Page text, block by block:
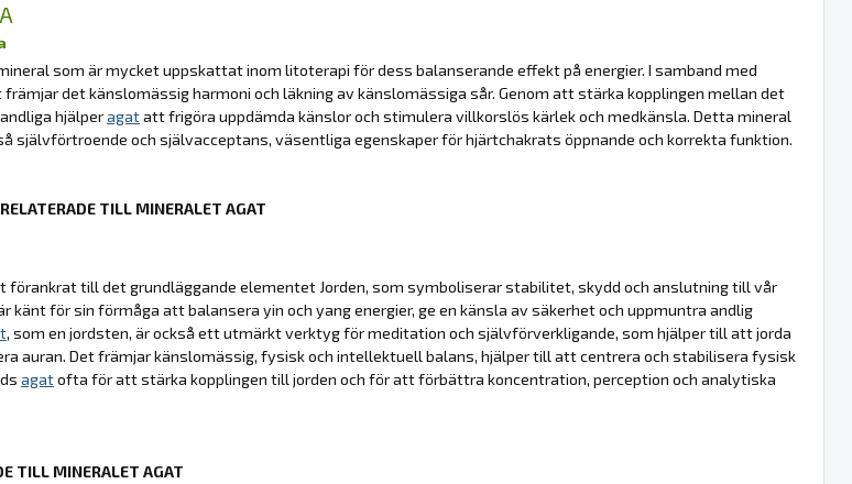
som är mycket uppskattat inom litoterapi för dess balanserande effekt på energier. I samband med
det känslomässig harmoni och läkning av känslomässiga sår. Genom att stärka kopplingen mellan det
hjälperagatatt frigöra uppdämda känslor och stimulera villkorslös kärlek och medkänsla. Detta mineral
självförtroende och självacceptans, väsentliga egenskaper för hjärtchakrats öppnande och korrekta funktion.
TILL MINERALET AGAT
förankrat till det grundläggande elementet Jorden, som symboliserar stabilitet, skydd och anslutning till vår
känt för sin förmåga att balansera yin och yang energier, ge en känsla av säkerhet och uppmuntra andlig
, som en jordsten, är också ett utmärkt verktyg för meditation och självförverkligande, som hjälper till att jorda
auran. Det främjar känslomässig, fysisk och intellektuell balans, hjälper till att centrera och stabilisera fysisk
agatofta för att stärka kopplingen till jorden och för att förbättra koncentration, perception och analytiska
TILL MINERALET AGAT